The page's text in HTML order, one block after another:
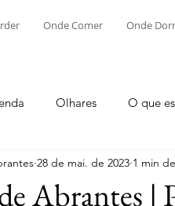
Onde Comer Onde
Olhares O que
Alvega e Concavada
Abrantes |
28 de mai. de 2023 1 min